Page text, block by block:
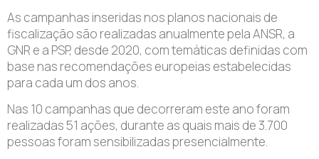
As campanhas inseridas nos planos nacionais de
fiscalização são realizadas anualmente pela ANSR, a
GNR e a PSP, desde 2020, com temáticas definidas com
base nas recomendações europeias estabelecidas
para cada um dos anos.
Nas 10 campanhas que decorreram este ano foram
realizadas 51 ações, durante as quais mais de 3.700
pessoas foram sensibilizadas presencialmente.